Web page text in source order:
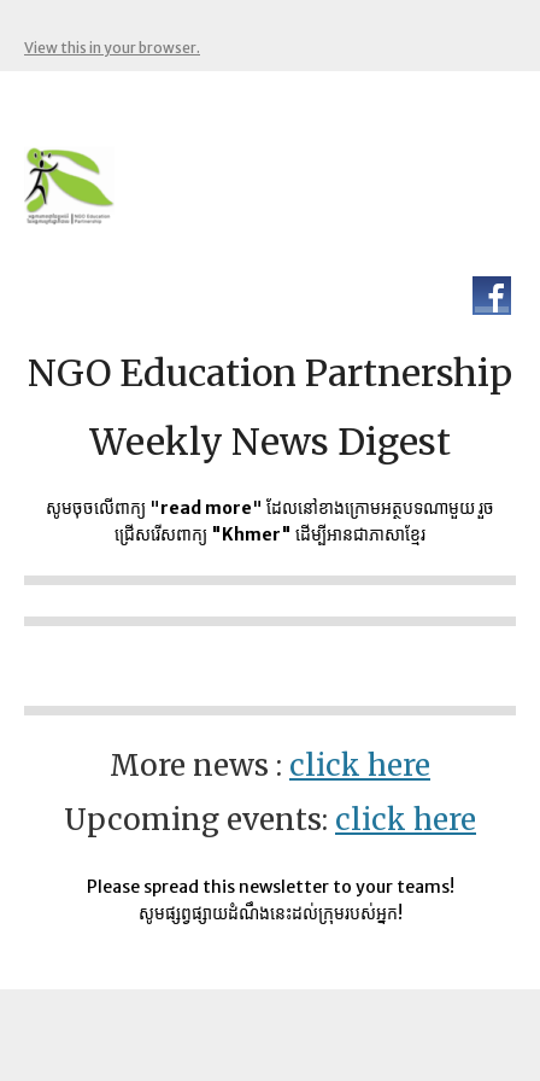
View this in your browser.
NGO Education Partnership
Weekly News Digest
សូមចុចលើពាក្យ "read more" ដែលនៅខាងក្រោមអត្ថបទណាមួយ​ រួច
ជ្រើសរើសពាក្យ "Khmer" ដើម្បីអានជាភាសាខ្មែរ
More news : click here
Upcoming events: click here
Please spread this newsletter to your teams!
សូមផ្សព្វផ្សាយដំណឹងនេះដល់ក្រុមរបស់អ្នក!